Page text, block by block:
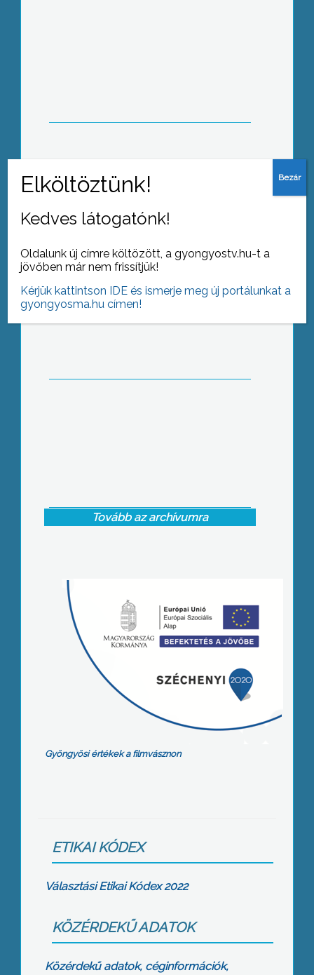
címmel tartottak a diákoknak előadást
a Dohányzásmentes Világnap
alkalmából
Az idei főiskolai pedagógusnapon dr.
Radó András, a humántudományi
tanszék vezetője vehette át a
Tovább az archívumra
Gyöngyösi értékek a filmvásznon
ETIKAI KÓDEX
Választási Etikai Kódex 2022
KÖZÉRDEKŰ ADATOK
Közérdekű adatok, céginformációk,
Kedves látogatónk!
Oldalunk új címre költözött, a gyongyostv.hu-t a
jövőben már nem frissítjük!
Kérjük kattintson IDE és ismerje meg új portálunkat a
gyongyosma.hu címen!